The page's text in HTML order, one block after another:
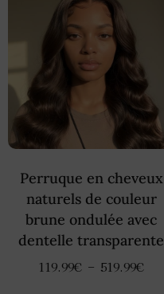
Perruque en cheveux
naturels de couleur
brune ondulée avec
dentelle transparente
119.99€ – 519.99€